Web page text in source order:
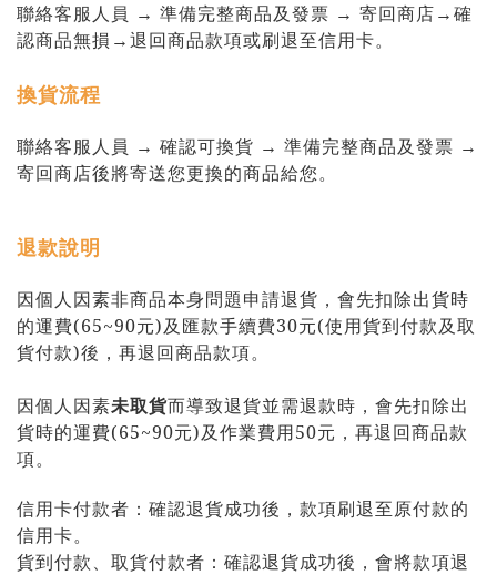
聯絡客服人員 → 準備完整商品及發票 → 寄回商店→確
認商品無損 →退回商品款項或刷退至信用卡。
換貨流程
聯絡客服人員 → 確認可換貨 → 準備完整商品及發票 →
寄回商店後將寄送您更換的商品給您。
退款說明
因個人因素非商品本身問題申請退貨，會先扣除出貨時
的運費(65~90元)及匯款手續費30元(使用貨到付款及取
貨付款)後，再退回商品款項。
因個人因素未取貨而導致退貨並需退款時，會先扣除出
貨時的運費(65~90元)及作業費用50元，再退回商品款
項。
信用卡付款者：確認退貨成功後，款項刷退至原付款的
信用卡。
貨到付款、取貨付款者：確認退貨成功後，會將款項退